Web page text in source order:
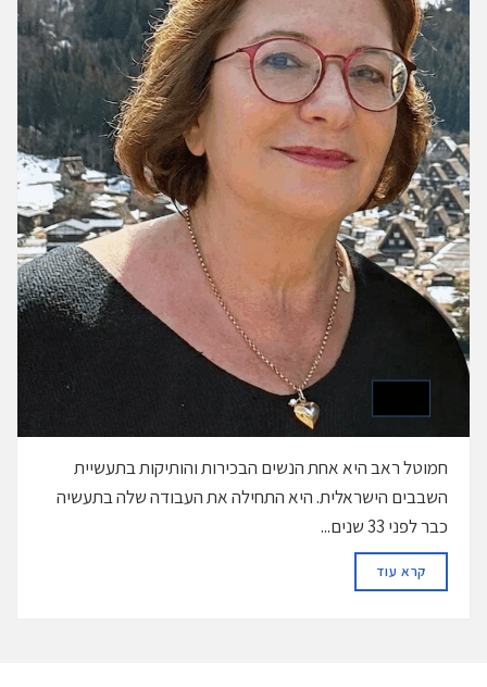
חמוטל ראב היא אחת הנשים הבכירות והותיקות בתעשיית
השבבים הישראלית. היא התחילה את העבודה שלה בתעשיה
כבר לפני 33 שנים...
קרא עודDETAILS